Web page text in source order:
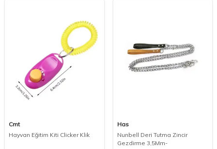
Cmt
Hayvan Eğitim Kiti Clicker Klik
Has
Nunbell Deri Tutma Zincir
Gezdirme 3,5Mm-